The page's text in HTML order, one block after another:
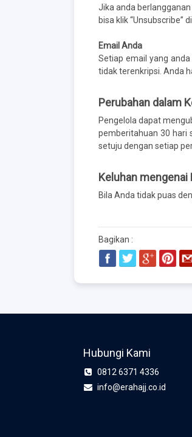
Jika anda
bisa klik “Unsubscribe”
Email Anda
Setiap email yang
tidak terenkripsi. Anda
Perubahan dalam
Pengelola dapat
pemberitahuan 30 hari
setuju dengan setiap
Keluhan mengenai
Bila Anda tidak puas
Bagikan :
Hubungi Kami
0812 6371 4336
info@erahajj.co.id